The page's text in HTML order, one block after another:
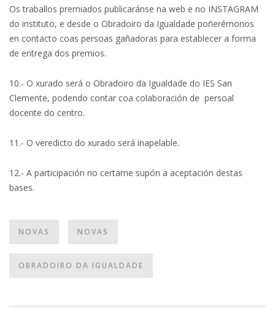
Os traballos premiados publicaránse na web e no INSTAGRAM
do instituto, e desde o Obradoiro da Igualdade poñerémonos
en contacto coas persoas gañadoras para establecer a forma
de entrega dos premios.
10.- O xurado será o Obradoiro da Igualdade do IES San
Clemente, podendo contar coa colaboración de persoal
docente do centro.
11.- O veredicto do xurado será inapelable.
12.- A participación no certame supón a aceptación destas
bases.
NOVAS NOVAS
OBRADOIRO DA IGUALDADE